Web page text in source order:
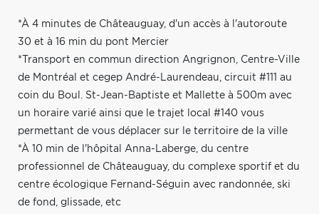
*À 4 minutes de Châteauguay, d'un accès à l'autoroute
30 et à 16 min du pont Mercier
*Transport en commun direction Angrignon, Centre-Ville
de Montréal et cegep André-Laurendeau, circuit #111 au
coin du Boul. St-Jean-Baptiste et Mallette à 500m avec
un horaire varié ainsi que le trajet local #140 vous
permettant de vous déplacer sur le territoire de la ville
*À 10 min de l'hôpital Anna-Laberge, du centre
professionnel de Châteauguay, du complexe sportif et du
centre écologique Fernand-Séguin avec randonnée, ski
de fond, glissade, etc